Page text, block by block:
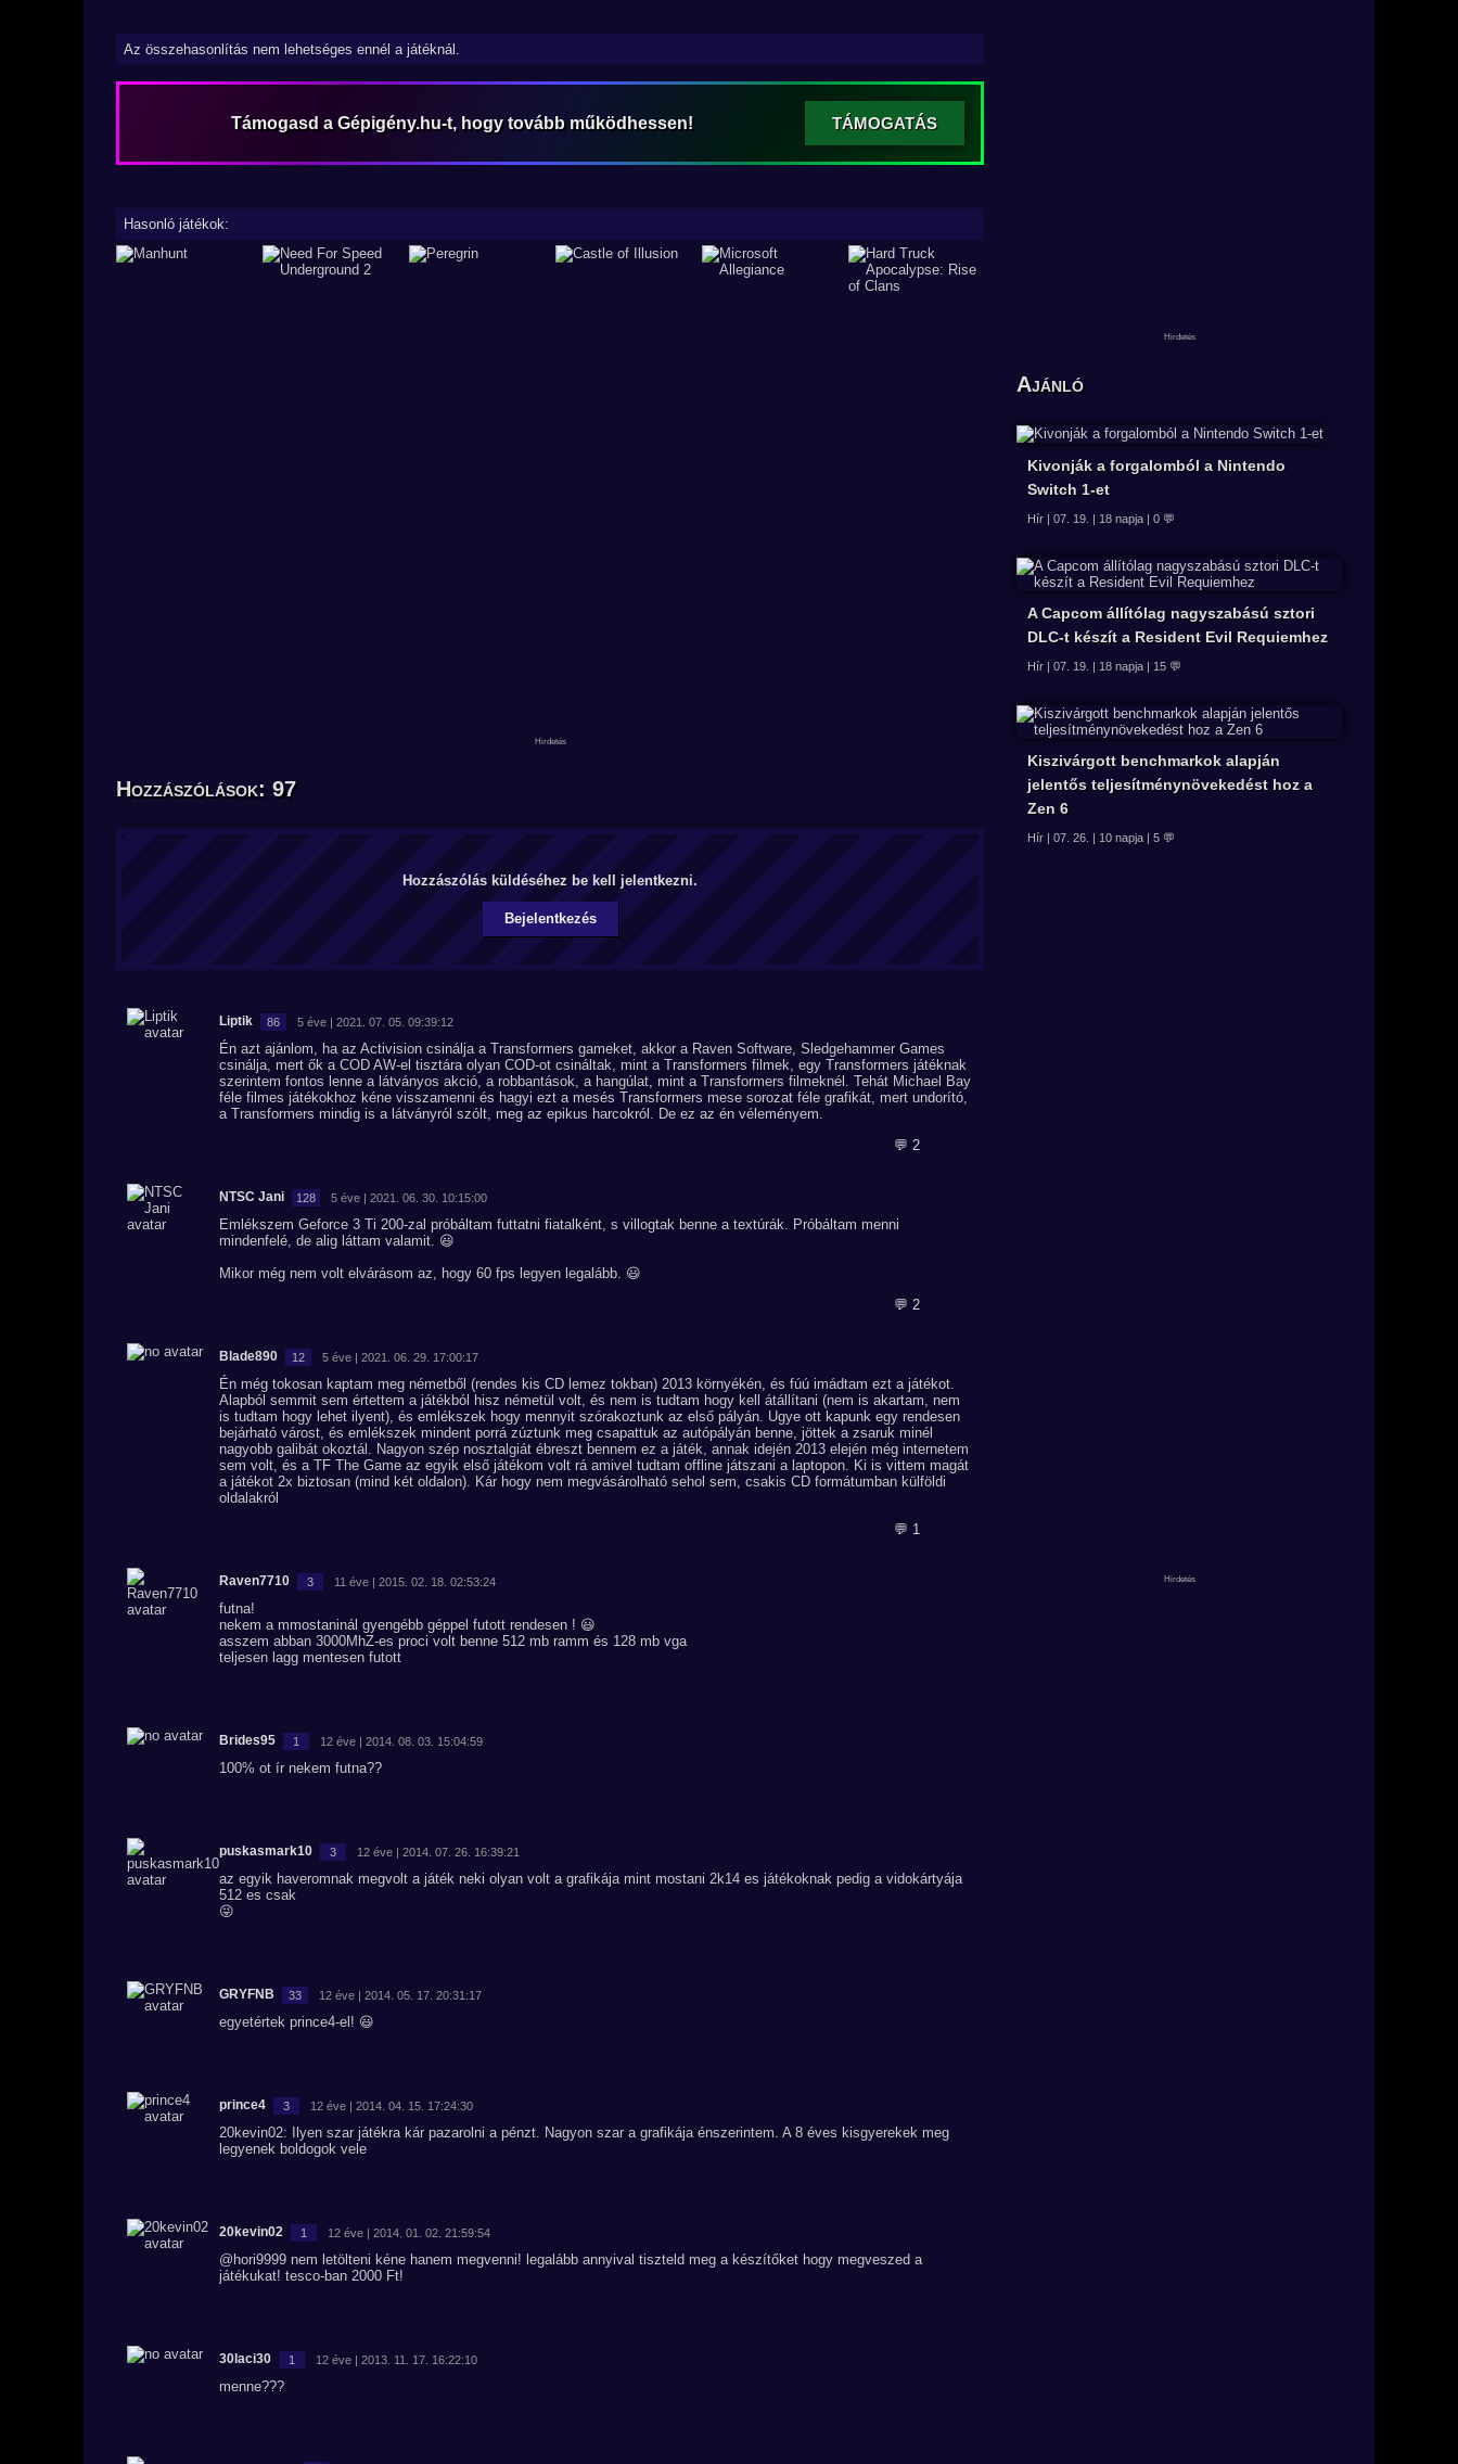
Az összehasonlítás nem lehetséges ennél a játéknál.
Támogasd a Gépigény.hu-t, hogy tovább működhessen! TÁMOGATÁS
Hasonló játékok:
Hozzászólások: 97
Hozzászólás küldéséhez be kell jelentkezni.
Bejelentkezés
Liptik 86 5 éve | 2021. 07. 05. 09:39:12
Én azt ajánlom, ha az Activision csinálja a Transformers gameket, akkor a Raven Software, Sledgehammer Games
csinálja, mert ők a COD AW-el tisztára olyan COD-ot csináltak, mint a Transformers filmek, egy Transformers játéknak
szerintem fontos lenne a látványos akció, a robbantások, a hangúlat, mint a Transformers filmeknél. Tehát Michael Bay
féle filmes játékokhoz kéne visszamenni és hagyi ezt a mesés Transformers mese sorozat féle grafikát, mert undorító,
a Transformers mindig is a látványról szólt, meg az epikus harcokról. De ez az én véleményem.
💬 2
NTSC Jani 128 5 éve | 2021. 06. 30. 10:15:00
Emlékszem Geforce 3 Ti 200-zal próbáltam futtatni fiatalként, s villogtak benne a textúrák. Próbáltam menni
mindenfelé, de alig láttam valamit. 😃
Mikor még nem volt elvárásom az, hogy 60 fps legyen legalább. 😃
💬 2
Blade890 12 5 éve | 2021. 06. 29. 17:00:17
Én még tokosan kaptam meg németből (rendes kis CD lemez tokban) 2013 környékén, és fúú imádtam ezt a játékot.
Alapból semmit sem értettem a játékból hisz németül volt, és nem is tudtam hogy kell átállítani (nem is akartam, nem
is tudtam hogy lehet ilyent), és emlékszek hogy mennyit szórakoztunk az első pályán. Ugye ott kapunk egy rendesen
bejárható várost, és emlékszek mindent porrá zúztunk meg csapattuk az autópályán benne, jöttek a zsaruk minél
nagyobb galibát okoztál. Nagyon szép nosztalgiát ébreszt bennem ez a játék, annak idején 2013 elején még internetem
sem volt, és a TF The Game az egyik első játékom volt rá amivel tudtam offline játszani a laptopon. Ki is vittem magát
a játékot 2x biztosan (mind két oldalon). Kár hogy nem megvásárolható sehol sem, csakis CD formátumban külföldi
oldalakról
💬 1
Raven7710 3 11 éve | 2015. 02. 18. 02:53:24
futna!
nekem a mmostaninál gyengébb géppel futott rendesen ! 😃
asszem abban 3000MhZ-es proci volt benne 512 mb ramm és 128 mb vga
teljesen lagg mentesen futott
Brides95 1 12 éve | 2014. 08. 03. 15:04:59
100% ot ír nekem futna??
puskasmark10 3 12 éve | 2014. 07. 26. 16:39:21
az egyik haveromnak megvolt a játék neki olyan volt a grafikája mint mostani 2k14 es játékoknak pedig a vidokártyája
512 es csak
😜
GRYFNB 33 12 éve | 2014. 05. 17. 20:31:17
egyetértek prince4-el! 😃
prince4 3 12 éve | 2014. 04. 15. 17:24:30
20kevin02: Ilyen szar játékra kár pazarolni a pénzt. Nagyon szar a grafikája énszerintem. A 8 éves kisgyerekek meg
legyenek boldogok vele
20kevin02 1 12 éve | 2014. 01. 02. 21:59:54
@hori9999 nem letölteni kéne hanem megvenni! legalább annyival tiszteld meg a készítőket hogy megveszed a
játékukat! tesco-ban 2000 Ft!
30laci30 1 12 éve | 2013. 11. 17. 16:22:10
menne???
Ajánló
Kivonják a forgalomból a Nintendo
Switch 1-et
Hír | 07. 19. | 18 napja | 0 💬
A Capcom állítólag nagyszabású sztori
DLC-t készít a Resident Evil Requiemhez
Hír | 07. 19. | 18 napja | 15 💬
Kiszivárgott benchmarkok alapján
jelentős teljesítménynövekedést hoz a
Zen 6
Hír | 07. 26. | 10 napja | 5 💬